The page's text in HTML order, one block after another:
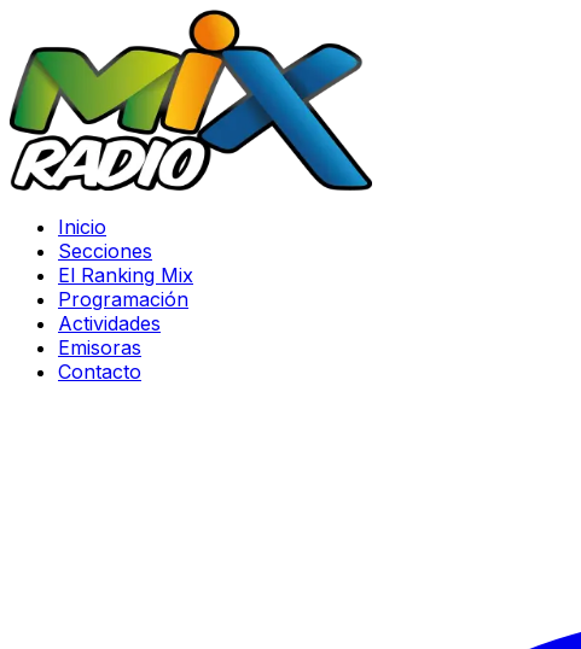
Inicio
Secciones
El Ranking Mix
Programación
Actividades
Emisoras
Contacto